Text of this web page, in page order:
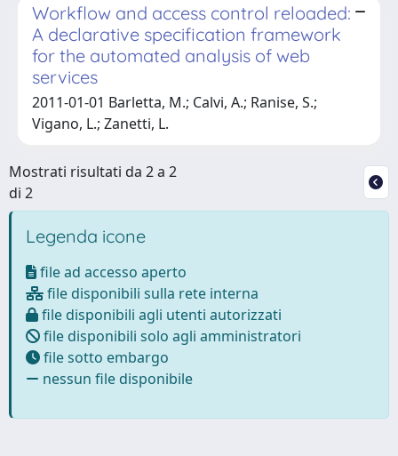
Workflow and access control reloaded:
A declarative specification framework
for the automated analysis of web
services
2011-01-01 Barletta, M.; Calvi, A.; Ranise, S.;
Vigano, L.; Zanetti, L.
Mostrati risultati da 2 a 2
di 2
Legenda icone
file ad accesso aperto
file disponibili sulla rete interna
file disponibili agli utenti autorizzati
file disponibili solo agli amministratori
file sotto embargo
nessun file disponibile